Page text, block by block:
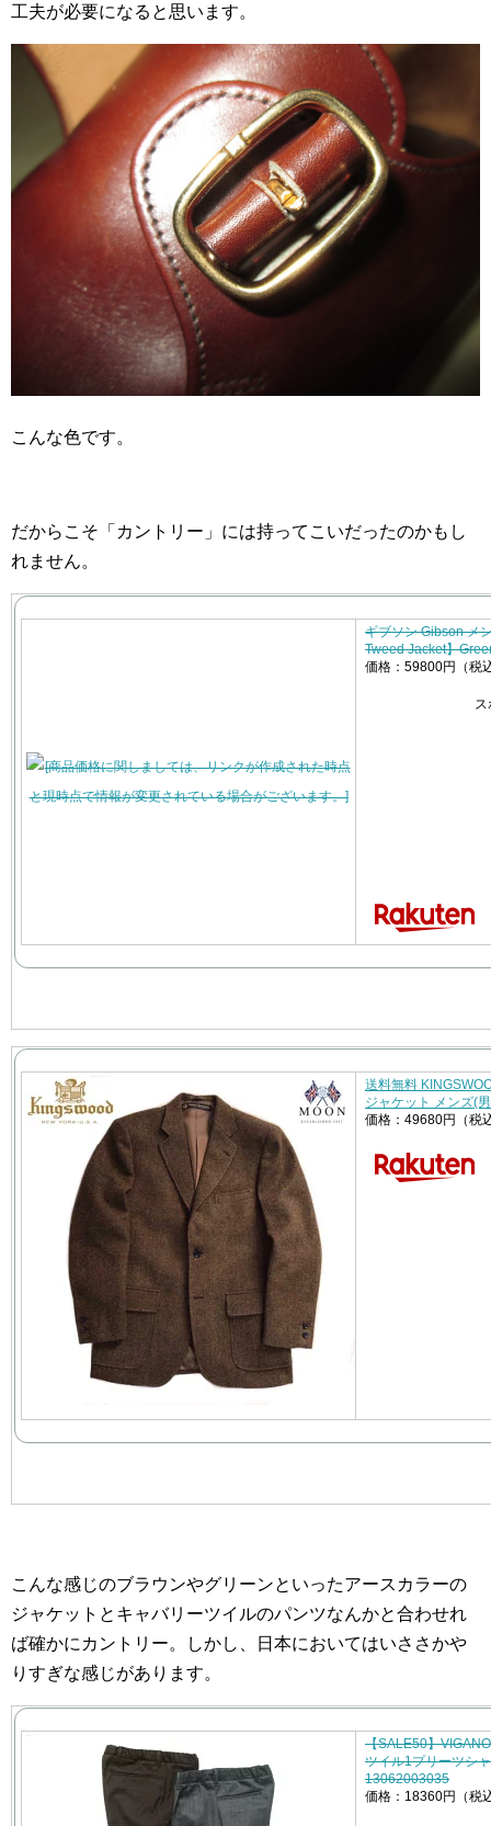
工夫が必要になると思います。
こんな色です。
だからこそ「カントリー」には持ってこいだったのかもし
れません。
ギブソン Gibson メ
Tweed Jacket】
価格：59800円（税
送料無料
ジャケット メンズ(
価格：49680円（税
こんな感じのブラウンやグリーンといったアースカラーの
ジャケットとキャバリーツイルのパンツなんかと合わせれ
ば確かにカントリー。しかし、日本においてはいささかや
りすぎな感じがあります。
【SALE50】
ツイル1プリーツシ
13062003035
価格：18360円（税